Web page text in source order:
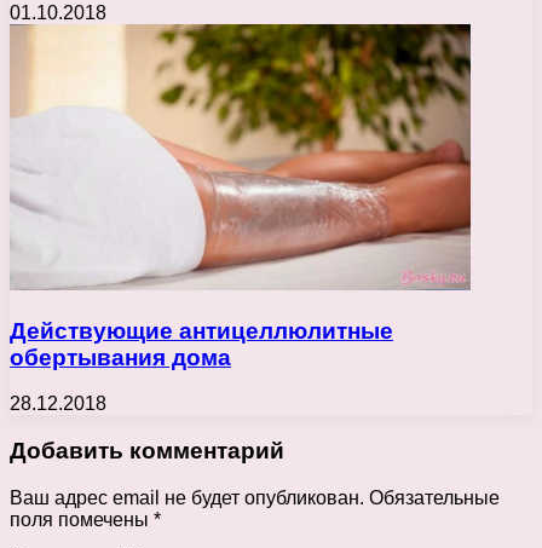
01.10.2018
Действующие антицеллюлитные
обертывания дома
28.12.2018
Добавить комментарий
Ваш адрес email не будет опубликован. Обязательные
поля помечены *